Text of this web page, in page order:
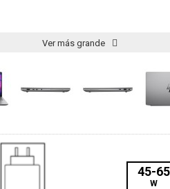
Ver más grande
45-65
W